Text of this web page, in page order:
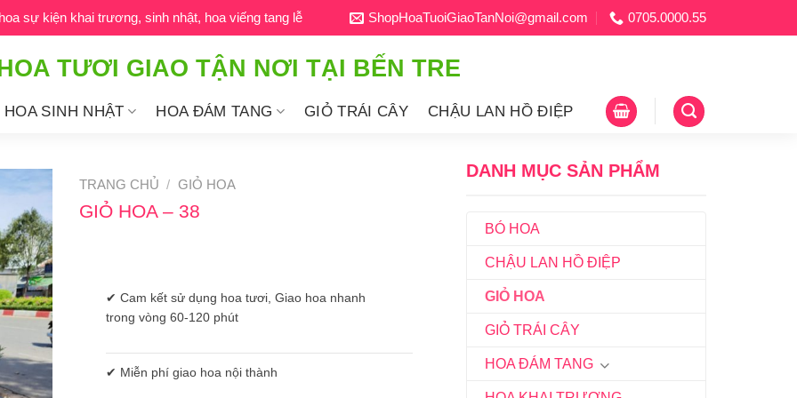
sự kiện khai trương, sinh nhật, hoa viếng tang lễ ShopHoaTuoiGiaoTanNoi@gmail.com 0705.0000.55
TƯƠI GIAO TẬN NƠI TẠI BẾN TRE
HOA SINH NHẬT HOA ĐÁM TANG GIỎ TRÁI CÂY CHẬU LAN HỒ ĐIỆP
DANH MỤC SẢN PHẨM
BÓ HOA
CHẬU LAN HỒ ĐIỆP
GIỎ HOA
GIỎ TRÁI CÂY
HOA ĐÁM TANG
TRANG CHỦ / GIỎ HOA
GIỎ HOA – 38
✔ Cam kết sử dụng hoa tươi, Giao hoa nhanh
trong vòng 60-120 phút
✔ Miễn phí giao hoa nội thành